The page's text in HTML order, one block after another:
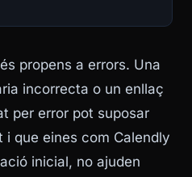
propens a errors. Una
incorrecta o un enllaç
per error pot suposar
i que eines com Calendly
inicial, no ajuden